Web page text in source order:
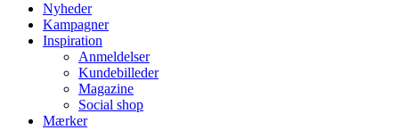
Nyheder
Kampagner
Inspiration
Anmeldelser
Kundebilleder
Magazine
Social shop
Mærker